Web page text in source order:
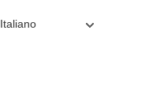
Italiano